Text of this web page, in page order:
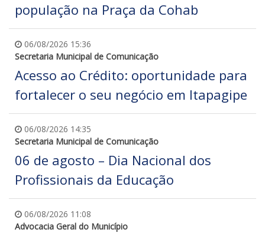
população na Praça da Cohab
06/08/2026 15:36
Secretaria Municipal de Comunicação
Acesso ao Crédito: oportunidade para
fortalecer o seu negócio em Itapagipe
06/08/2026 14:35
Secretaria Municipal de Comunicação
06 de agosto – Dia Nacional dos
Profissionais da Educação
06/08/2026 11:08
Advocacia Geral do Município